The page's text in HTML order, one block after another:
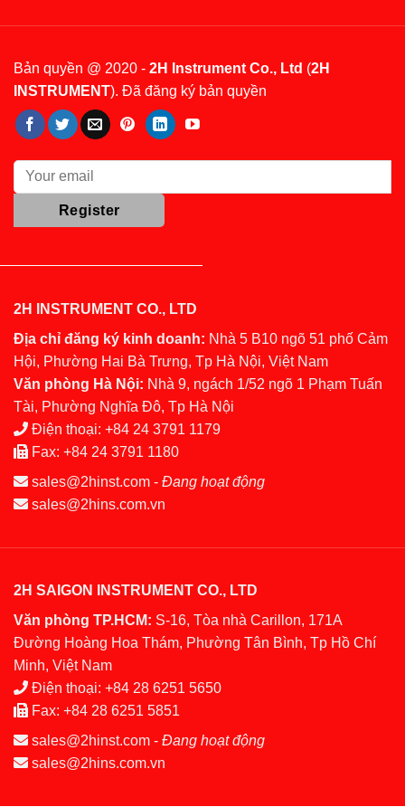
Bản quyền @ 2020 - 2H Instrument Co., Ltd (2H
INSTRUMENT). Đã đăng ký bản quyền
2H INSTRUMENT CO., LTD
Địa chỉ đăng ký kinh doanh: Nhà 5 B10 ngõ 51 phố Cảm
Hội, Phường Hai Bà Trưng, Tp Hà Nội, Việt Nam
Văn phòng Hà Nội: Nhà 9, ngách 1/52 ngõ 1 Phạm Tuấn
Tài, Phường Nghĩa Đô, Tp Hà Nội
Điện thoại: +84 24 3791 1179
Fax: +84 24 3791 1180
sales@2hinst.com - Đang hoạt động
sales@2hins.com.vn
2H SAIGON INSTRUMENT CO., LTD
Văn phòng TP.HCM: S-16, Tòa nhà Carillon, 171A
Đường Hoàng Hoa Thám, Phường Tân Bình, Tp Hồ Chí
Minh, Việt Nam
Điện thoại: +84 28 6251 5650
Fax: +84 28 6251 5851
sales@2hinst.com - Đang hoạt động
sales@2hins.com.vn